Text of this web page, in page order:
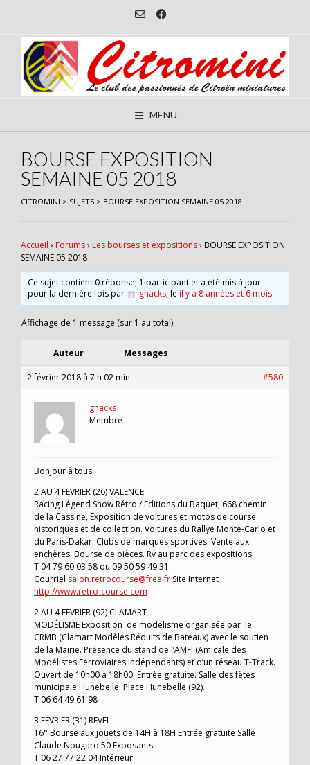
content
MENU
BOURSE EXPOSITION
SEMAINE 05 2018
CITROMINI > SUJETS > BOURSE EXPOSITION SEMAINE 05 2018
Accueil › Forums› Les bourses et expositions› BOURSE EXPOSITION
SEMAINE 05 2018
Ce sujet contient 0 réponse, 1 participant et a été mis à jour
pour la dernière fois par
gnacks, leil y a 8 années et 6 mois.
Affichage de 1 message (sur 1 au total)
Auteur Messages
2 février 2018 à 7 h 02 min #580
gnacks
Membre
Bonjour à tous
2 AU 4 FEVRIER (26) VALENCE
Racing Légend Show Rétro / Editions du Baquet, 668 chemin
de la Cassine, Exposition de voitures et motos de course
historiques et de collection. Voitures du Rallye Monte-Carlo et
du Paris-Dakar. Clubs de marques sportives. Vente aux
enchères. Bourse de pièces. Rv au parc des expositions
T 04 79 60 03 58 ou 09 50 59 49 31
Courriel salon.retrocourse@free.fr Site Internet
http://www.retro-course.com
2 AU 4 FEVRIER (92) CLAMART
MODÉLISME Exposition de modélisme organisée par le
CRMB (Clamart Modèles Réduits de Bateaux) avec le soutien
de la Mairie. Présence du stand de l’AMFI (Amicale des
Modélistes Ferroviaires Indépendants) et d’un réseau T-Track.
Ouvert de 10h00 à 18h00. Entrée gratuite. Salle des fêtes
municipale Hunebelle. Place Hunebelle (92).
T 06 64 49 61 98
3 FEVRIER (31) REVEL
16° Bourse aux jouets de 14H à 18H Entrée gratuite Salle
Claude Nougaro 50 Exposants
T 06 27 77 22 04 Intérieur